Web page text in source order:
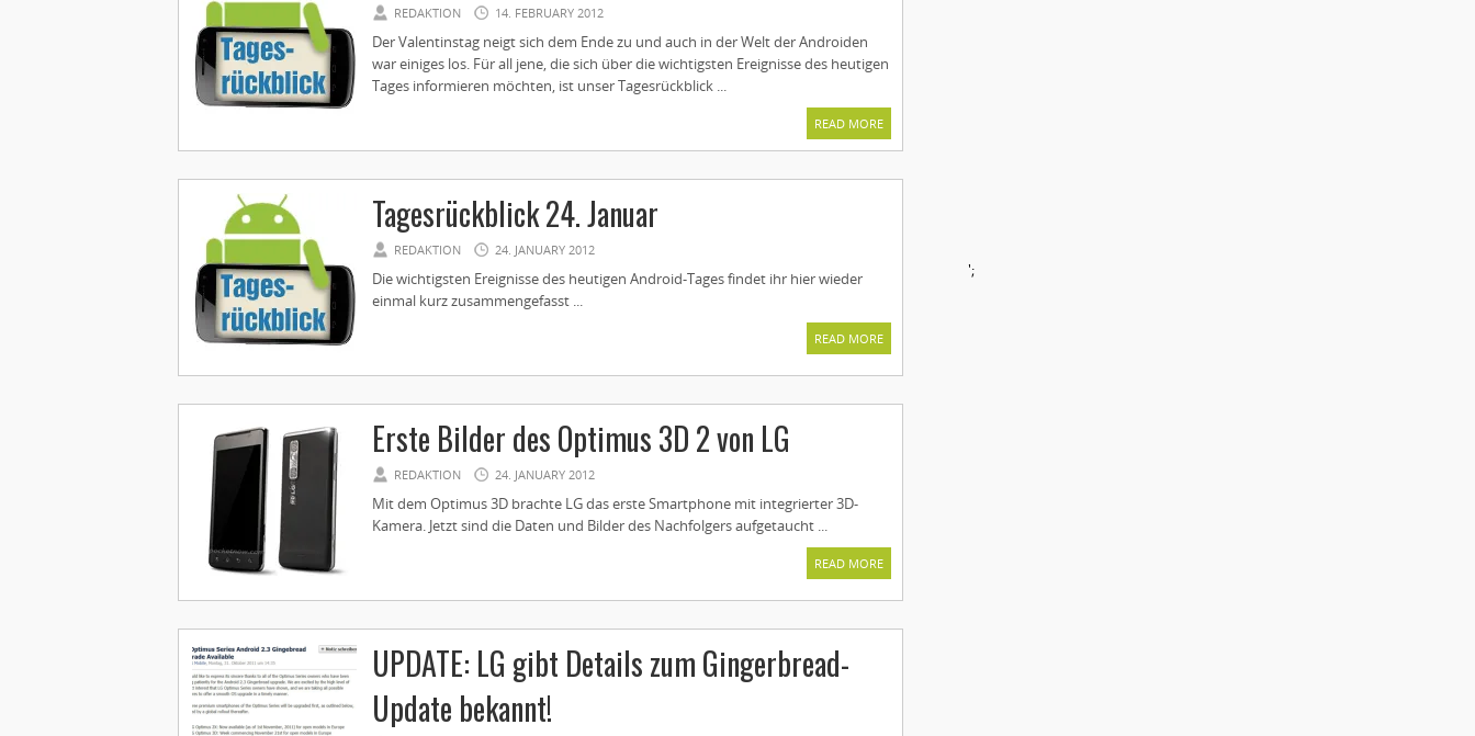
REDAKTION 14. FEBRUARY 2012
Der Valentinstag neigt sich dem Ende zu und auch in der Welt der Androiden
war einiges los. Für all jene, die sich über die wichtigsten Ereignisse des heutigen
Tages informieren möchten, ist unser Tagesrückblick ...
READ MORE
Tagesrückblick 24. Januar
REDAKTION 24. JANUARY 2012
Die wichtigsten Ereignisse des heutigen Android-Tages findet ihr hier wieder
einmal kurz zusammengefasst ...
READ MORE
Erste Bilder des Optimus 3D 2 von LG
REDAKTION 24. JANUARY 2012
Mit dem Optimus 3D brachte LG das erste Smartphone mit integrierter 3D-
Kamera. Jetzt sind die Daten und Bilder des Nachfolgers aufgetaucht ...
READ MORE
UPDATE: LG gibt Details zum Gingerbread-
Update bekannt!
';